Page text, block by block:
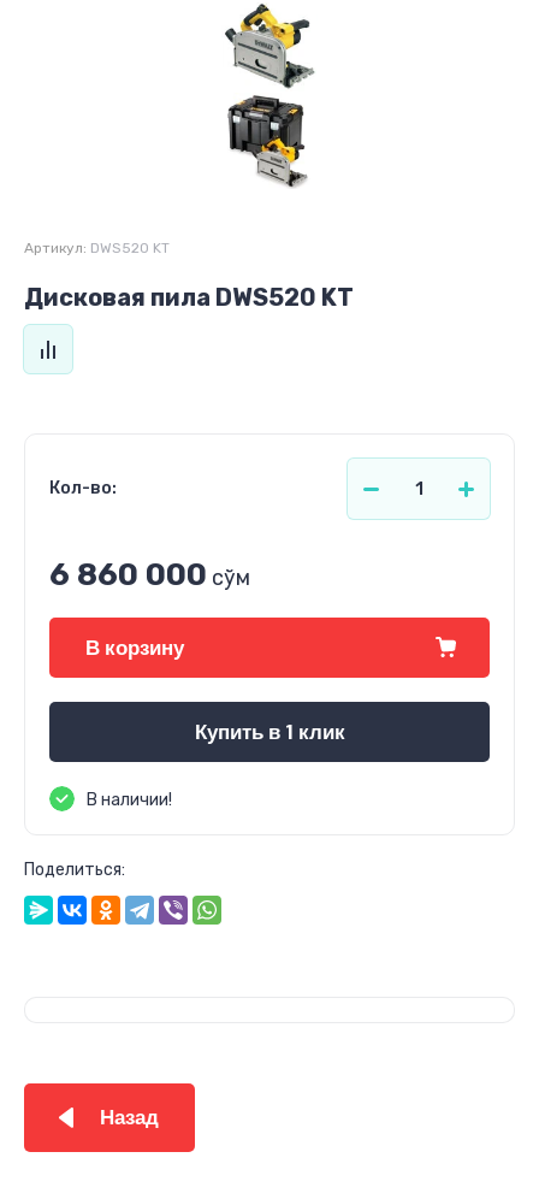
Артикул: DWS520 KT
Дисковая пила DWS520 KT
Кол-во:
6 860 000 сўм
В корзину
Купить в 1 клик
В наличии!
Поделиться:
Назад